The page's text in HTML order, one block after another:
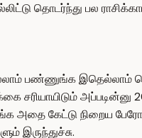
தொடர்ந்து பல
பண்ணுங்க
சரியாயிடும் அப்படின்னு
அதை கேட்டு நிறைய
இருந்துச்சு.